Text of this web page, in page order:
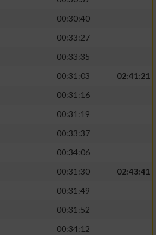
00:30:40
00:33:27
00:33:35
00:31:03
02:41:21
00:31:16
00:31:19
00:33:37
00:34:06
00:31:30
02:43:41
00:31:49
00:31:52
00:34:12